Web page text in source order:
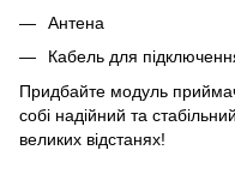
Антена
Кабель для
Придбайте модуль
собі надійний та
великих відстанях!